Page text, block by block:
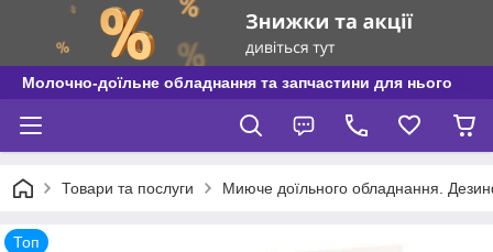
Молочно-доїльне обладнання та запчастини для нього
Товари та послуги Миюче доїльного обладнання.
Топ